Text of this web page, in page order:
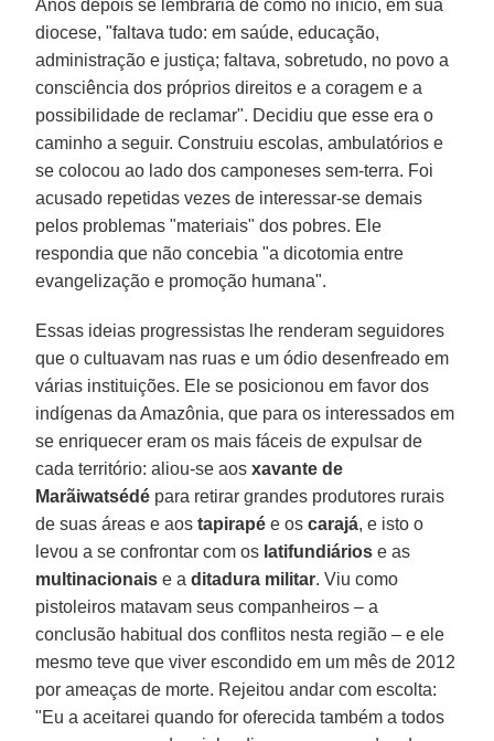
Anos depois se lembraria de como no início, em sua
diocese, "faltava tudo: em saúde, educação,
administração e justiça; faltava, sobretudo, no povo a
consciência dos próprios direitos e a coragem e a
possibilidade de reclamar". Decidiu que esse era o
caminho a seguir. Construiu escolas, ambulatórios e
se colocou ao lado dos camponeses sem-terra. Foi
acusado repetidas vezes de interessar-se demais
pelos problemas "materiais" dos pobres. Ele
respondia que não concebia "a dicotomia entre
evangelização e promoção humana".
Essas ideias progressistas lhe renderam seguidores
que o cultuavam nas ruas e um ódio desenfreado em
várias instituições. Ele se posicionou em favor dos
indígenas da Amazônia, que para os interessados em
se enriquecer eram os mais fáceis de expulsar de
cada território: aliou-se aosxavante de
Marãiwatsédé para retirar grandes produtores rurais
de suas áreas e aostapirapé e oscarajá, e isto o
levou a se confrontar com os latifundiários e as
multinacionais e aditadura militar. Viu como
pistoleiros matavam seus companheiros – a
conclusão habitual dos conflitos nesta região – e ele
mesmo teve que viver escondido em um mês de 2012
por ameaças de morte. Rejeitou andar com escolta:
"Eu a aceitarei quando for oferecida também a todos